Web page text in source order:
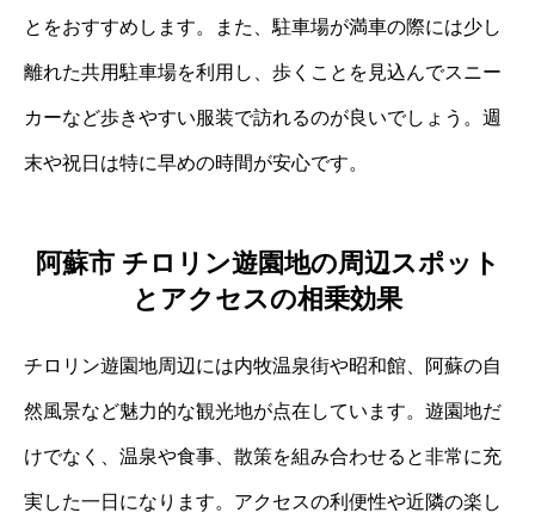
とをおすすめします。また、駐車場が満車の際には少し
離れた共用駐車場を利用し、歩くことを見込んでスニー
カーなど歩きやすい服装で訪れるのが良いでしょう。週
末や祝日は特に早めの時間が安心です。
阿蘇市 チロリン遊園地の周辺スポット
とアクセスの相乗効果
チロリン遊園地周辺には内牧温泉街や昭和館、阿蘇の自
然風景など魅力的な観光地が点在しています。遊園地だ
けでなく、温泉や食事、散策を組み合わせると非常に充
実した一日になります。アクセスの利便性や近隣の楽し